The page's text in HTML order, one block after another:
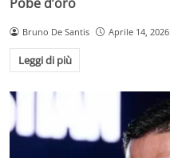
Bruno De Santis Aprile 14, 2026
Leggi di più